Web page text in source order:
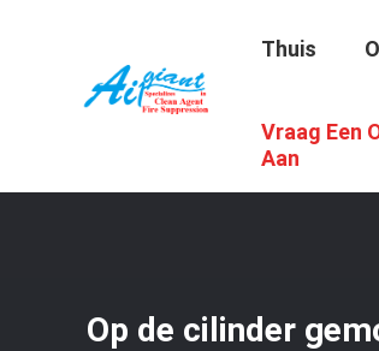
Thuis
Vraag Een
Aan
Op de cilinder